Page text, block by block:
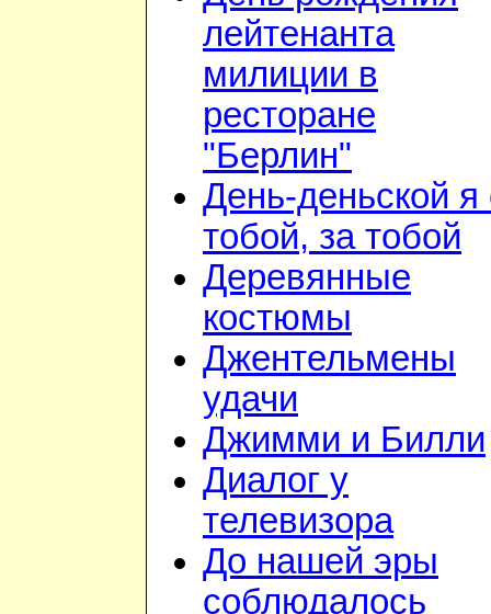
лейтенанта
милиции в
ресторане
"Берлин"
День-деньской я
тобой, за тобой
Деревянные
костюмы
Джентельмены
удачи
Джимми и Билли
Диалог у
телевизора
До нашей эры
соблюдалось